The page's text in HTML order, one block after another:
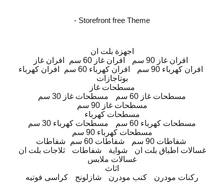
- Storefront free Theme
اجهزة بلت ان
افران غاز
افران غاز 60 سم
افران غاز 90 سم
افران كهرباء
افران كهرباء 60 سم
افران كهرباء 90 سم
بوتاجازات
مسطحات غاز
مسطحات غاز 30 سم
مسطحات غاز 60 سم
مسطحات غاز 90 سم
مسطحات كهرباء
مسطحات كهرباء 30 سم
مسطحات كهرباء 60 سم
مسطحات كهرباء 90 سم
شفاطات
شفاطات 60 سم
شفاطات 90 سم
ثلاجات بلت ان
شفاطات شواية
غسالات اطباق بلت ان
غسالات ملابس
اثاث
كراسى فوتيه
شازلونج كنب مودرن
ركنات مودرن